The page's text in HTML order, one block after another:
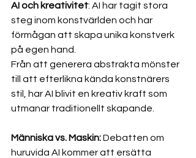
AI och kreativitet: AI har tagit stora
steg inom konstvärlden och har
förmågan att skapa unika konstverk
på egen hand.
Från att generera abstrakta mönster
till att efterlikna kända konstnärers
stil, har AI blivit en kreativ kraft som
utmanar traditionellt skapande.
Människa vs. Maskin: Debatten om
huruvida AI kommer att ersätta